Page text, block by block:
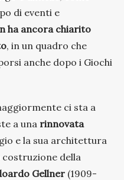
di eventi e
ha ancora chiarito
, in un quadro che
anche dopo i Giochi
ci sta a
a una rinnovata
e la sua architettura
della
Gellner (1909-